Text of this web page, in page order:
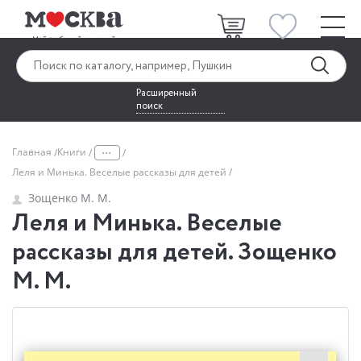
Расширенный
поиск
Главная Книги ...
Леля и Минька. Веселые рассказы для детей
Зощенко М. М.
Леля и Минька. Веселые
рассказы для детей. Зощенко
М. М.